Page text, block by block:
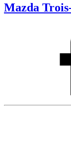
Mazda